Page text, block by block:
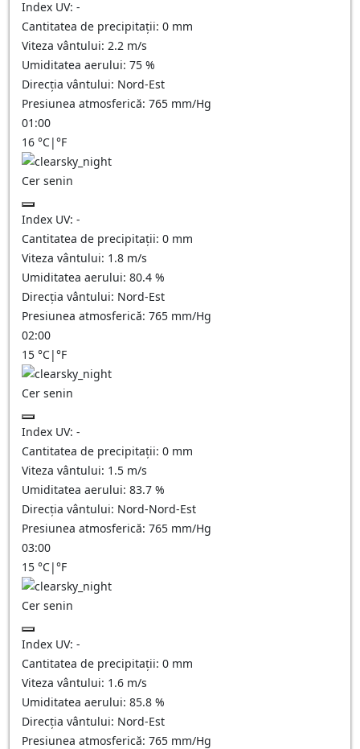
Index UV: -
Cantitatea de precipitații: 0 mm
Viteza vântului: 2.2 m/s
Umiditatea aerului: 75 %
Direcția vântului: Nord-Est
Presiunea atmosferică: 765 mm/Hg
01:00
16 °C|°F
Cer senin
Index UV: -
Cantitatea de precipitații: 0 mm
Viteza vântului: 1.8 m/s
Umiditatea aerului: 80.4 %
Direcția vântului: Nord-Est
Presiunea atmosferică: 765 mm/Hg
02:00
15 °C|°F
Cer senin
Index UV: -
Cantitatea de precipitații: 0 mm
Viteza vântului: 1.5 m/s
Umiditatea aerului: 83.7 %
Direcția vântului: Nord-Nord-Est
Presiunea atmosferică: 765 mm/Hg
03:00
15 °C|°F
Cer senin
Index UV: -
Cantitatea de precipitații: 0 mm
Viteza vântului: 1.6 m/s
Umiditatea aerului: 85.8 %
Direcția vântului: Nord-Est
Presiunea atmosferică: 765 mm/Hg